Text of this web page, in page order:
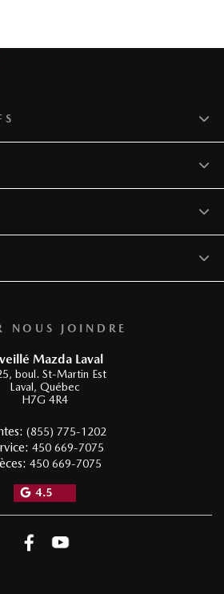
NOUS JOINDRE
Mazda Laval
boul. St-Martin Est
Laval, Québec
H7G 4R4
(855) 775-1202
450 669-7075
450 669-7075
4.5